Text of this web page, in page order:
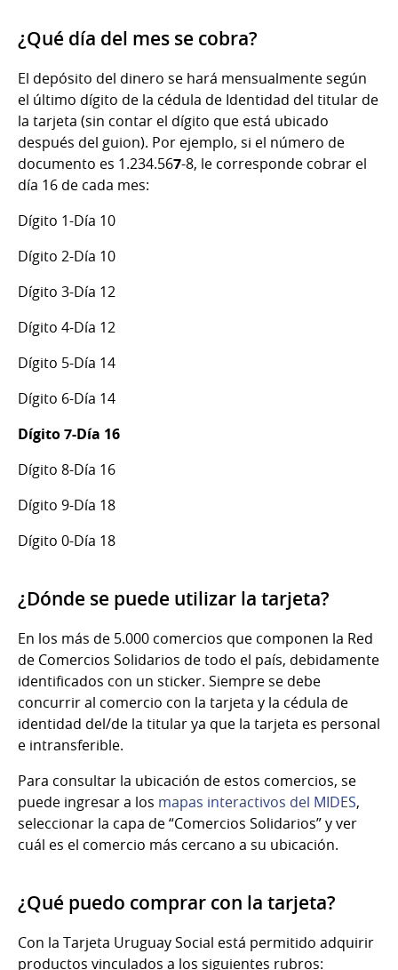
¿Qué día del mes se cobra?
El depósito del dinero se hará mensualmente según
el último dígito de la cédula de Identidad del titular de
la tarjeta (sin contar el dígito que está ubicado
después del guion). Por ejemplo, si el número de
documento es 1.234.567-8, le corresponde cobrar el
día 16 de cada mes:
Dígito 1-Día 10
Dígito 2-Día 10
Dígito 3-Día 12
Dígito 4-Día 12
Dígito 5-Día 14
Dígito 6-Día 14
Dígito 7-Día 16
Dígito 8-Día 16
Dígito 9-Día 18
Dígito 0-Día 18
¿Dónde se puede utilizar la tarjeta?
En los más de 5.000 comercios que componen la Red
de Comercios Solidarios de todo el país, debidamente
identificados con un sticker. Siempre se debe
concurrir al comercio con la tarjeta y la cédula de
identidad del/de la titular ya que la tarjeta es personal
e intransferible.
Para consultar la ubicación de estos comercios, se
puede ingresar a los mapas interactivos del MIDES,
seleccionar la capa de “Comercios Solidarios” y ver
cuál es el comercio más cercano a su ubicación.
¿Qué puedo comprar con la tarjeta?
Con la Tarjeta Uruguay Social está permitido adquirir
productos vinculados a los siguientes rubros: